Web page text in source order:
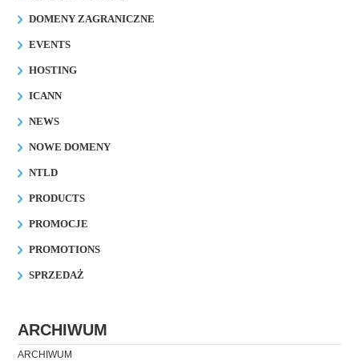
DOMENY ZAGRANICZNE
EVENTS
HOSTING
ICANN
NEWS
NOWE DOMENY
NTLD
PRODUCTS
PROMOCJE
PROMOTIONS
SPRZEDAŻ
ARCHIWUM
ARCHIWUM